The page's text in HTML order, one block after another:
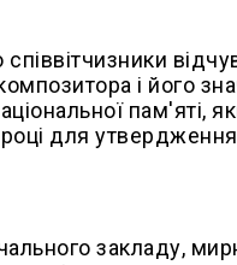
і його
для
закладу,